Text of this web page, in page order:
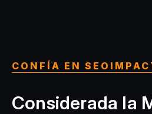
CONFÍA EN
Considerada la